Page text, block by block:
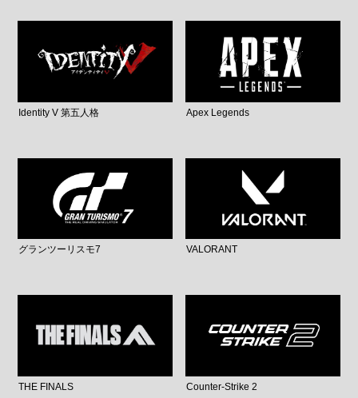
Identity V 第五人格 Apex Legends
グランツーリスモ7 VALORANT
THE FINALS Counter-Strike 2